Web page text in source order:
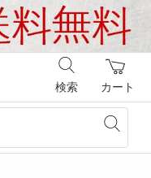
カート
検索